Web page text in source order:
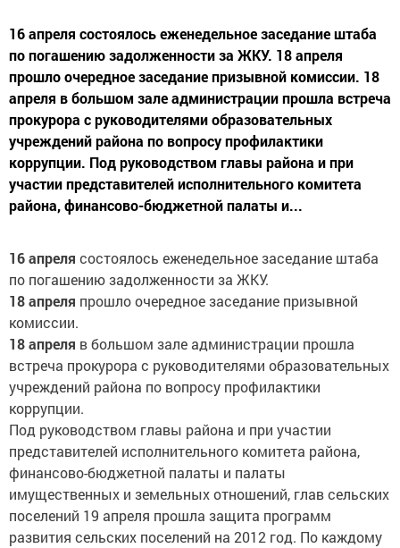
16 апреля состоялось еженедельное заседание штаба
по погашению задолженности за ЖКУ. 18 апреля
прошло очередное заседание призывной комиссии. 18
апреля в большом зале администрации прошла встреча
прокурора с руководителями образовательных
учреждений района по вопросу профилактики
коррупции. Под руководством главы района и при
участии представителей исполнительного комитета
района, финансово-бюджетной палаты и...
16 апреля состоялось еженедельное заседание штаба
по погашению задолженности за ЖКУ.
18 апреля прошло очередное заседание призывной
комиссии.
18 апреля в большом зале администрации прошла
встреча прокурора с руководителями образовательных
учреждений района по вопросу профилактики
коррупции.
Под руководством главы района и при участии
представителей исполнительного комитета района,
финансово-бюджетной палаты и палаты
имущественных и земельных отношений, глав сельских
поселений 19 апреля прошла защита программ
развития сельских поселений на 2012 год. По каждому